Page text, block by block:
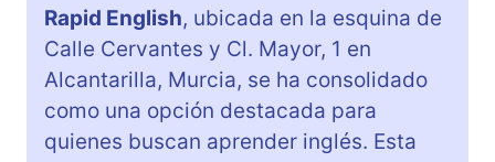
Rapid English, ubicada en la esquina de
Calle Cervantes y Cl. Mayor, 1 en
Alcantarilla, Murcia, se ha consolidado
como una opción destacada para
quienes buscan aprender inglés. Esta